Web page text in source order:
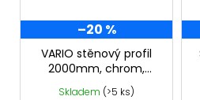
–20 %
VARIO stěnový profil
2000mm, chrom,
GX1010
Skladem (>5 ks)